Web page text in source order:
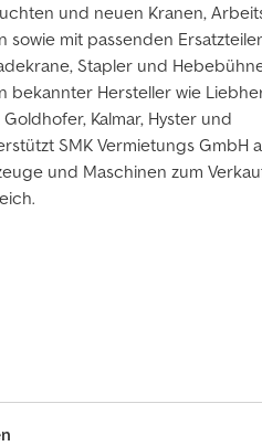
und neuen Kranen,
mit passenden
Stapler und
Hersteller wie
Kalmar, Hyster und
SMK Vermietungs GmbH
und Maschinen zum